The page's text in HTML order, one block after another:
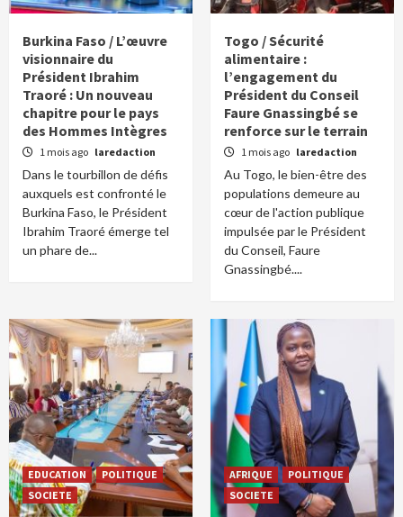
Burkina Faso / L’œuvre
visionnaire du
Président Ibrahim
Traoré : Un nouveau
chapitre pour le pays
des Hommes Intègres
1 mois ago laredaction
Dans le tourbillon de défis
auxquels est confronté le
Burkina Faso, le Président
Ibrahim Traoré émerge tel
un phare de...
Togo / Sécurité
alimentaire :
l’engagement du
Président du Conseil
Faure Gnassingbé se
renforce sur le terrain
1 mois ago laredaction
Au Togo, le bien-être des
populations demeure au
cœur de l'action publique
impulsée par le Président
du Conseil, Faure
Gnassingbé....
EDUCATION
POLITIQUE
SOCIETE
AFRIQUE
POLITIQUE
SOCIETE